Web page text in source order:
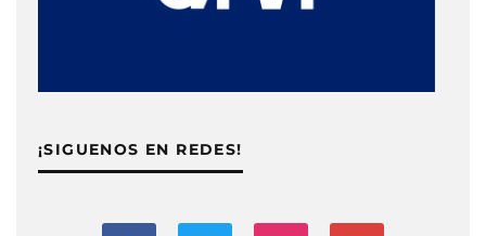
¡SIGUENOS EN REDES!